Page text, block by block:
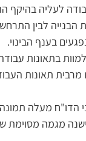
לעליה בהיקף
הבנייה לבין
בענף הבינוי.
בתאונות
מרבית תאונות
הדו"ח מעלה
מגמה מסוימת של